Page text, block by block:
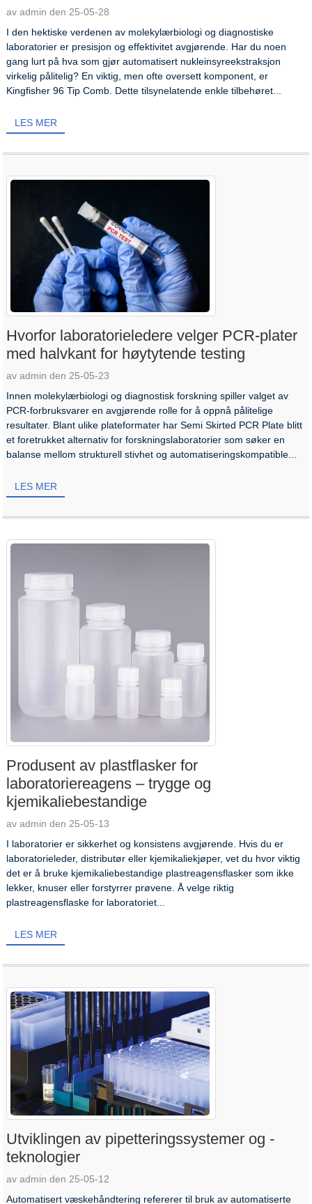
av admin den 25-05-28
I den hektiske verdenen av molekylærbiologi og diagnostiske
laboratorier er presisjon og effektivitet avgjørende. Har du noen
gang lurt på hva som gjør automatisert nukleinsyreekstraksjon
virkelig pålitelig? En viktig, men ofte oversett komponent, er
Kingfisher 96 Tip Comb. Dette tilsynelatende enkle tilbehøret...
LES MER
Hvorfor laboratorieledere velger PCR-plater
med halvkant for høytytende testing
av admin den 25-05-23
Innen molekylærbiologi og diagnostisk forskning spiller valget av
PCR-forbruksvarer en avgjørende rolle for å oppnå pålitelige
resultater. Blant ulike plateformater har Semi Skirted PCR Plate blitt
et foretrukket alternativ for forskningslaboratorier som søker en
balanse mellom strukturell stivhet og automatiseringskompatible...
LES MER
Produsent av plastflasker for
laboratoriereagens – trygge og
kjemikaliebestandige
av admin den 25-05-13
I laboratorier er sikkerhet og konsistens avgjørende. Hvis du er
laboratorieleder, distributør eller kjemikaliekjøper, vet du hvor viktig
det er å bruke kjemikaliebestandige plastreagensflasker som ikke
lekker, knuser eller forstyrrer prøvene. Å velge riktig
plastreagensflaske for laboratoriet...
LES MER
Utviklingen av pipetteringssystemer og -
teknologier
av admin den 25-05-12
Automatisert væskehåndtering refererer til bruk av automatiserte